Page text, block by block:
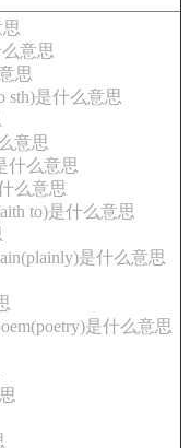
么意思
思
sth)是什么意思
意思
什么意思
么意思
to)是什么意思
是什么意思
是什么意思